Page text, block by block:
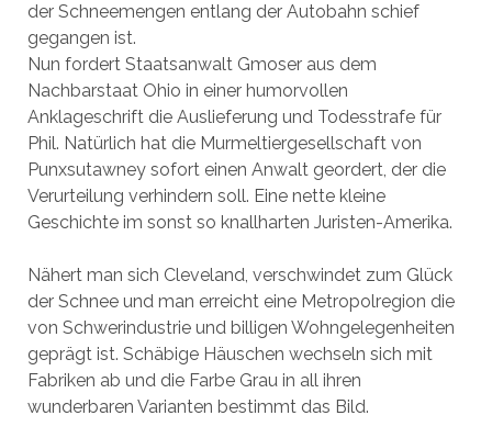
der Schneemengen entlang der Autobahn schief
gegangen ist.
Nun fordert Staatsanwalt Gmoser aus dem
Nachbarstaat Ohio in einer humorvollen
Anklageschrift die Auslieferung und Todesstrafe für
Phil. Natürlich hat die Murmeltiergesellschaft von
Punxsutawney sofort einen Anwalt geordert, der die
Verurteilung verhindern soll. Eine nette kleine
Geschichte im sonst so knallharten Juristen-Amerika.
Nähert man sich Cleveland, verschwindet zum Glück
der Schnee und man erreicht eine Metropolregion die
von Schwerindustrie und billigen Wohngelegenheiten
geprägt ist. Schäbige Häuschen wechseln sich mit
Fabriken ab und die Farbe Grau in all ihren
wunderbaren Varianten bestimmt das Bild.